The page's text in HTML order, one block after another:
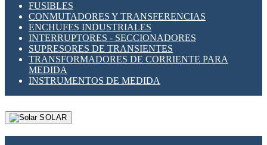
FUSIBLES
CONMUTADORES Y TRANSFERENCIAS
ENCHUFES INDUSTRIALES
INTERRUPTORES - SECCIONADORES
SUPRESORES DE TRANSIENTES
TRANSFORMADORES DE CORRIENTE PARA
MEDIDA
INSTRUMENTOS DE MEDIDA
SOLAR